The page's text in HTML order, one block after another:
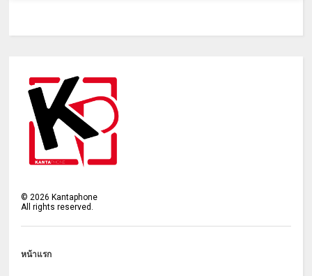
©2026 Kantaphone
All rights reserved.
หน้าแรก